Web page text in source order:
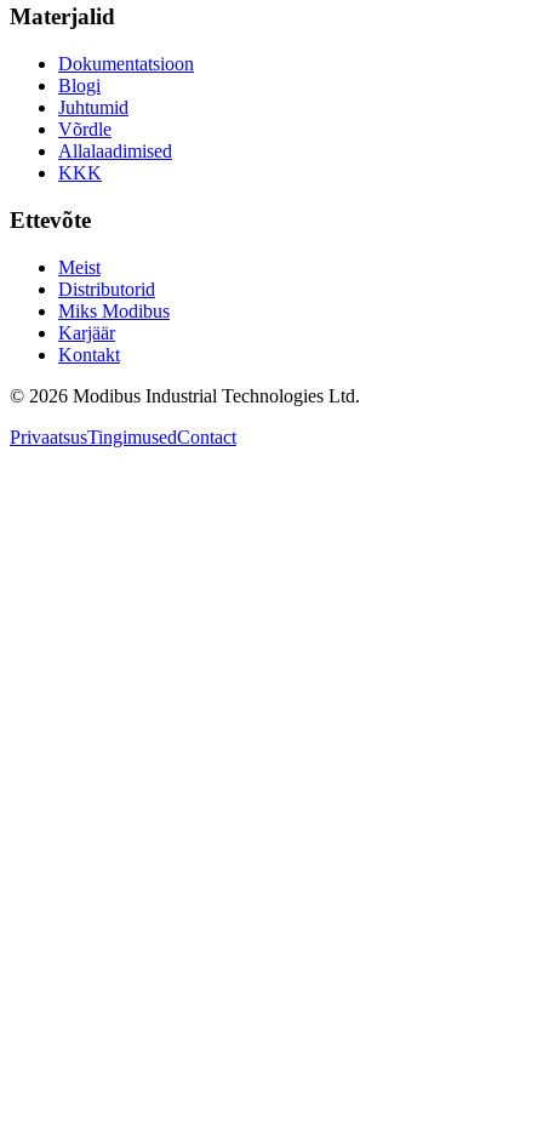
Materjalid
Dokumentatsioon
Blogi
Juhtumid
Võrdle
Allalaadimised
KKK
Ettevõte
Meist
Distributorid
Miks Modibus
Karjäär
Kontakt
© 2026 Modibus Industrial Technologies Ltd.
PrivaatsusTingimusedContact